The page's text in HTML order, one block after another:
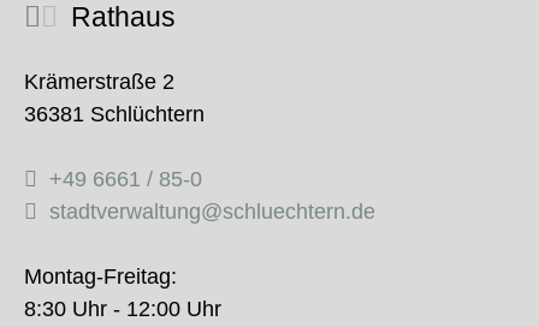
Rathaus
Krämerstraße 2
36381 Schlüchtern
+49 6661 / 85-0
stadtverwaltung@schluechtern.de
Montag-Freitag:
8:30 Uhr - 12:00 Uhr